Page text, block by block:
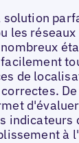
solution
les
de
indicateurs
à